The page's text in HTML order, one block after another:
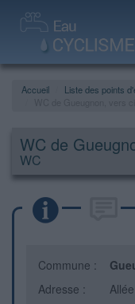
Accueil Liste des points
WC de
WC
Commune :
Adresse :